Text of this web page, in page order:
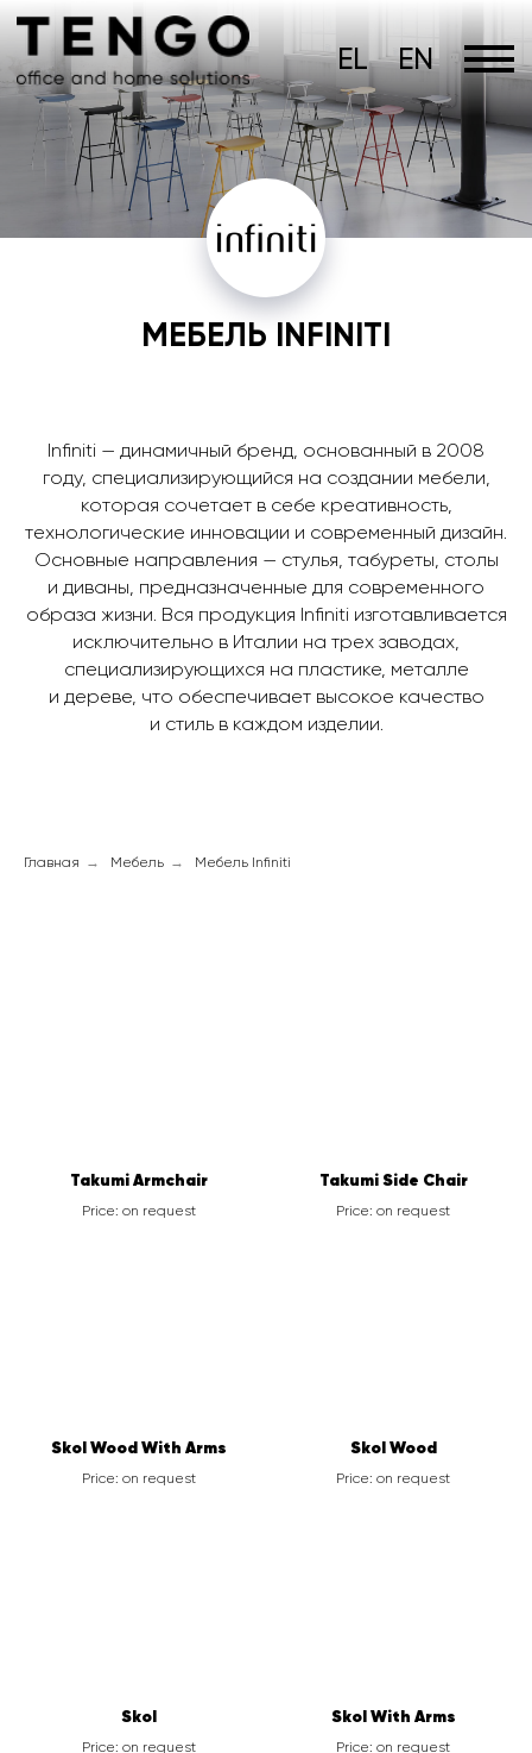
EL
МЕБЕЛЬ INFINITI
Infiniti — динамичный бренд, основанный в 2008
году, специализирующийся на создании мебели,
которая сочетает в себе креативность,
технологические инновации и современный дизайн.
Основные направления — стулья, табуреты, столы
и диваны, предназначенные для современного
образа жизни. Вся продукция Infiniti изготавливается
исключительно в Италии на трех заводах,
специализирующихся на пластике, металле
и дереве, что обеспечивает высокое качество
и стиль в каждом изделии.
Главная → Мебель → Мебель Infiniti
Takumi Armchair
Price: on request
Takumi Side Chair
Price: on request
Skol Wood With Arms
Price: on request
Skol Wood
Price: on request
Skol
Price: on request
Skol With Arms
Price: on request